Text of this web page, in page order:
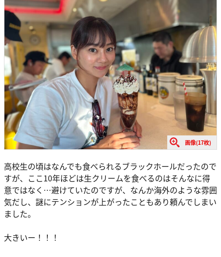
画像(17枚)
高校生の頃はなんでも食べられるブラックホールだったので
すが、ここ10年ほどは生クリームを食べるのはそんなに得
意ではなく…避けていたのですが、なんか海外のような雰囲
気だし、謎にテンションが上がったこともあり頼んでしまい
ました。
大きいー！！！